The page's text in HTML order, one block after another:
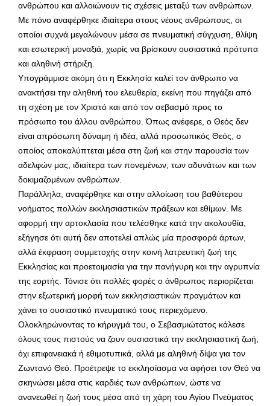
ανθρώπου και αλλοιώνουν τις σχέσεις μεταξύ των ανθρώπων.
Με πόνο αναφέρθηκε ιδιαίτερα στους νέους ανθρώπους, οι
οποίοι συχνά μεγαλώνουν μέσα σε πνευματική σύγχυση, θλίψη
και εσωτερική μοναξιά, χωρίς να βρίσκουν ουσιαστικά πρότυπα
και αληθινή στήριξη.
Υπογράμμισε ακόμη ότι η Εκκλησία καλεί τον άνθρωπο να
ανακτήσει την αληθινή του ελευθερία, εκείνη που πηγάζει από
τη σχέση με τον Χριστό και από τον σεβασμό προς το
πρόσωπο του άλλου ανθρώπου. Όπως ανέφερε, ο Θεός δεν
είναι απρόσωπη δύναμη ή ιδέα, αλλά προσωπικός Θεός, ο
οποίος αποκαλύπτεται μέσα στη ζωή και στην παρουσία των
αδελφών μας, ιδιαίτερα των πονεμένων, των αδυνάτων και των
δοκιμαζομένων ανθρώπων.
Παράλληλα, αναφέρθηκε και στην αλλοίωση του βαθύτερου
νοήματος πολλών εκκλησιαστικών πράξεων και εθίμων. Με
αφορμή την αρτοκλασία που τελέσθηκε κατά την ακολουθία,
εξήγησε ότι αυτή δεν αποτελεί απλώς μία προσφορά άρτων,
αλλά έκφραση συμμετοχής στην κοινή λατρευτική ζωή της
Εκκλησίας και προετοιμασία για την πανήγυρη και την αγρυπνία
της εορτής. Τόνισε ότι πολλές φορές ο άνθρωπος περιορίζεται
στην εξωτερική μορφή των εκκλησιαστικών πραγμάτων και
χάνει το ουσιαστικό πνευματικό τους περιεχόμενο.
Ολοκληρώνοντας το κήρυγμά του, ο Σεβασμιώτατος κάλεσε
όλους τους πιστούς να ζουν ουσιαστικά την εκκλησιαστική ζωή,
όχι επιφανειακά ή εθιμοτυπικά, αλλά με αληθινή δίψα για τον
Ζωντανό Θεό. Προέτρεψε το εκκλησίασμα να αφήσει τον Θεό να
σκηνώσει μέσα στις καρδιές των ανθρώπων, ώστε να
ανανεωθεί η ζωή τους μέσα από τη χάρη του Αγίου Πνεύματος